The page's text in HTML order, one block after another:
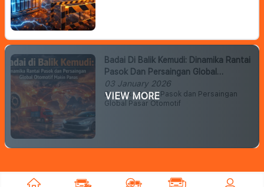
Badai Di Balik Kemudi: Dinamika Rantai
Pasok Dan Persaingan Global
Otomotif Makin Panas
03 January 2026
Dinamika Rantai Pasok dan Persaingan
Global Pasar Otomotif
VIEW MORE